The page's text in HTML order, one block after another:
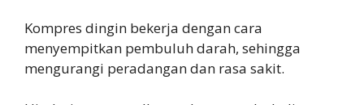
Kompres dingin bekerja dengan cara
menyempitkan pembuluh darah, sehingga
mengurangi peradangan dan rasa sakit.